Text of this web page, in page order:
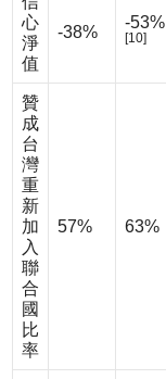
心
淨
值
-38%
-53%
[10]
贊
成
台
灣
重
新
加
入
聯
合
國
比
率
57% 63%